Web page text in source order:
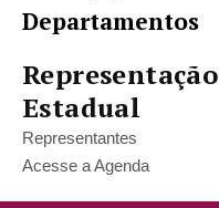
Departamentos
Representação
Estadual
Representantes
Acesse a Agenda